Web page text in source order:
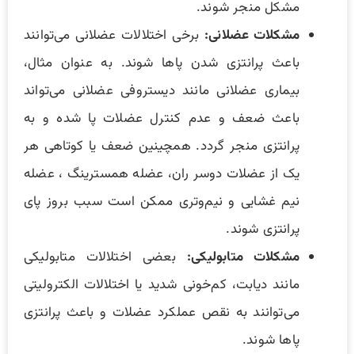
مشکل منجر شوند.
مشکلات عضلانی: برخی اختلالات عضلانی می‌توانند
باعث پرانتزی شدن پاها شوند. به عنوان مثال،
بیماری عضلانی مانند دیستروفی عضلانی می‌تواند
باعث ضعف و عدم کنترل عضلات پا شده و به
پرانتزی منجر گردد. همچینین ضعف یا کوتاهی هر
یک از عضلات دوسر ران، عضله همسترینگ ، عضله
نیم غشایی و نیم‌وتری ممکن است سبب بروز پای
پرانتزی شوند.
مشکلات متابولیکی: بعضی اختلالات متابولیکی
مانند دیابت، کم‌خونی شدید یا اختلالات الکترولیتی
می‌توانند به نقص عملکرد عضلات و باعث پرانتزی
پاها شوند.